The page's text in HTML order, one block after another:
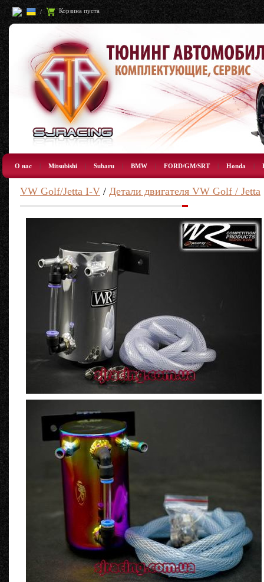
/ Корзина пуста
О нас | Mitsubishi | Subaru | BMW | FORD/GM/SRT | Honda |
VW Golf/Jetta I-V / Детали двигателя VW Golf / Jetta